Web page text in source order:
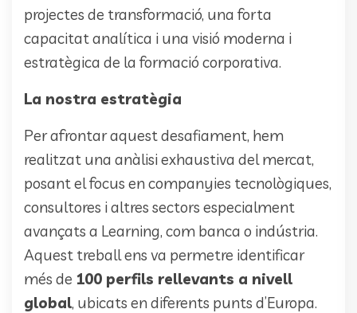
projectes de transformació, una forta
capacitat analítica i una visió moderna i
estratègica de la formació corporativa.
La nostra estratègia
Per afrontar aquest desafiament, hem
realitzat una anàlisi exhaustiva del mercat,
posant el focus en companyies tecnològiques,
consultores i altres sectors especialment
avançats a Learning, com banca o indústria.
Aquest treball ens va permetre identificar
més de 100 perfils rellevants a nivell
global, ubicats en diferents punts d’Europa.